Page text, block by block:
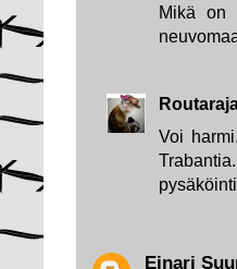
Einari
Mikä on
Voi